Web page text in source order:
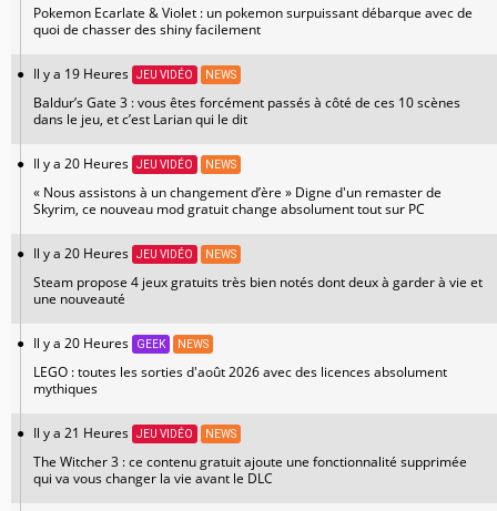
Pokemon Ecarlate & Violet : un pokemon surpuissant débarque avec de
quoi de chasser des shiny facilement
Il y a 19 Heures JEU VIDÉO NEWS
Baldur’s Gate 3 : vous êtes forcément passés à côté de ces 10 scènes
dans le jeu, et c’est Larian qui le dit
Il y a 20 Heures JEU VIDÉO NEWS
« Nous assistons à un changement d’ère » Digne d'un remaster de
Skyrim, ce nouveau mod gratuit change absolument tout sur PC
Il y a 20 Heures JEU VIDÉO NEWS
Steam propose 4 jeux gratuits très bien notés dont deux à garder à vie et
une nouveauté
Il y a 20 Heures GEEK NEWS
LEGO : toutes les sorties d'août 2026 avec des licences absolument
mythiques
Il y a 21 Heures JEU VIDÉO NEWS
The Witcher 3 : ce contenu gratuit ajoute une fonctionnalité supprimée
qui va vous changer la vie avant le DLC